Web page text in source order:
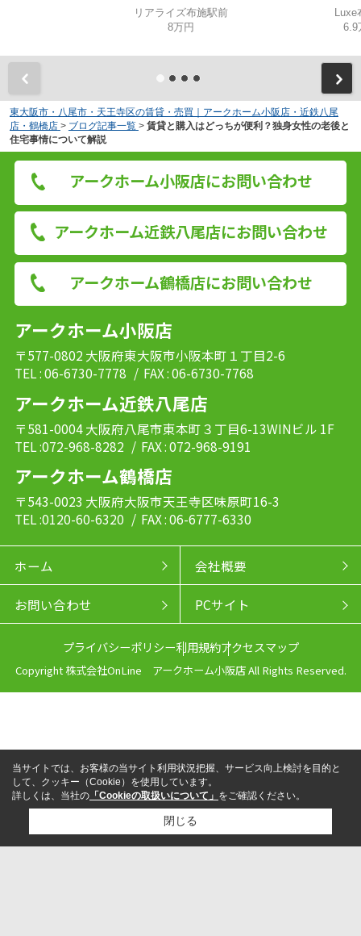
リアライズ布施駅前
8万円
Luxe
6.9
東大阪市・八尾市・天王寺区の賃貸・売買｜アークホーム小阪店・近鉄八尾
店・鶴橋店 > ブログ記事一覧 > 賃貸と購入はどっちが便利？独身女性の老後と
住宅事情について解説
アークホーム小阪店にお問い合わせ
アークホーム近鉄八尾店にお問い合わせ
アークホーム鶴橋店にお問い合わせ
アークホーム小阪店
〒577-0802 大阪府東大阪市小阪本町１丁目2-6
TEL : 06-6730-7778 / FAX : 06-6730-7768
アークホーム近鉄八尾店
〒581-0004 大阪府八尾市東本町３丁目6-13WINビル 1F
TEL :072-968-8282 / FAX : 072-968-9191
アークホーム鶴橋店
〒543-0023 大阪府大阪市天王寺区味原町16-3
TEL :0120-60-6320 / FAX : 06-6777-6330
ホーム 会社概要
お問い合わせ PCサイト
プライバシーポリシー利用規約アクセスマップ
Copyright 株式会社OnLine アークホーム小阪店 All Rights Reserved.
LINEからお問い合わせ
当サイトでは、お客様の当サイト利用状況把握、サービス向上検討を目的と
して、クッキー（Cookie）を使用しています。
詳しくは、当社の 「Cookieの取扱いについて」 をご確認ください。
閉じる